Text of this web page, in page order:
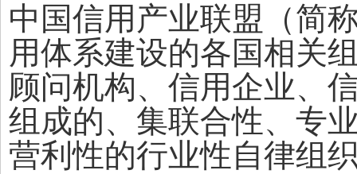
中国信用产业联盟（简
用体系建设的各国相关
顾问机构、信用企业、
组成的、集联合性、专
营利性的行业性自律组